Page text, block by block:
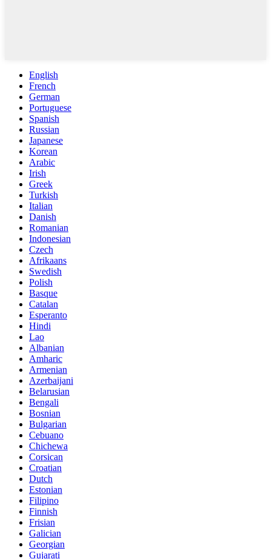
English
French
German
Portuguese
Spanish
Russian
Japanese
Korean
Arabic
Irish
Greek
Turkish
Italian
Danish
Romanian
Indonesian
Czech
Afrikaans
Swedish
Polish
Basque
Catalan
Esperanto
Hindi
Lao
Albanian
Amharic
Armenian
Azerbaijani
Belarusian
Bengali
Bosnian
Bulgarian
Cebuano
Chichewa
Corsican
Croatian
Dutch
Estonian
Filipino
Finnish
Frisian
Galician
Georgian
Gujarati